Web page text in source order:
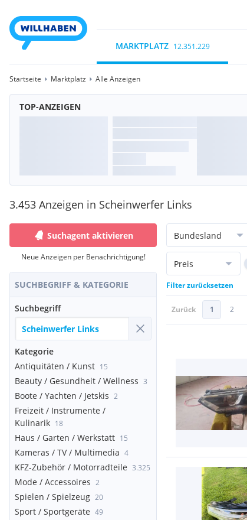
MARKTPLATZ 12.351.229
Startseite Marktplatz Alle Anzeigen
TOP-ANZEIGEN
3.453 Anzeigen in Scheinwerfer Links
Suchagent aktivieren
Neue Anzeigen per Benachrichtigung!
SUCHBEGRIFF & KATEGORIE
Suchbegriff
Kategorie
Antiquitäten / Kunst 15
Beauty / Gesundheit / Wellness 3
Boote / Yachten / Jetskis 2
Freizeit / Instrumente /
Kulinarik 18
Haus / Garten / Werkstatt 15
Kameras / TV / Multimedia 4
KFZ-Zubehör / Motorradteile 3.325
Mode / Accessoires 2
Spielen / Spielzeug 20
Sport / Sportgeräte 49
Bundesland
Preis
Filter zurücksetzen
Zurück 1 2